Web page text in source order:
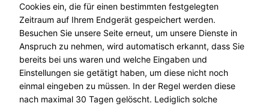
Cookies ein, die für einen bestimmten festgelegten
Zeitraum auf Ihrem Endgerät gespeichert werden.
Besuchen Sie unsere Seite erneut, um unsere Dienste in
Anspruch zu nehmen, wird automatisch erkannt, dass Sie
bereits bei uns waren und welche Eingaben und
Einstellungen sie getätigt haben, um diese nicht noch
einmal eingeben zu müssen. In der Regel werden diese
nach maximal 30 Tagen gelöscht. Lediglich solche